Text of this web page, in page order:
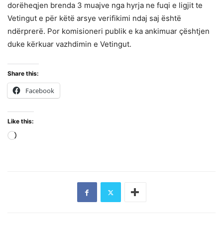
dorëheqjen brenda 3 muajve nga hyrja ne fuqi e ligjit te
Vetingut e për këtë arsye verifikimi ndaj saj është
ndërprerë. Por komisioneri publik e ka ankimuar çështjen
duke kërkuar vazhdimin e Vetingut.
Share this:
Facebook
Like this: